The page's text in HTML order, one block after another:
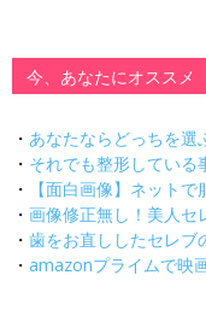
今、あなたにオススメ
・ あなたならどっちを選
・ それでも整形している
・
【面白画像】ネット
・ 画像修正無し！美人セ
・ 歯をお直ししたセレブ
・ amazonプライムで映